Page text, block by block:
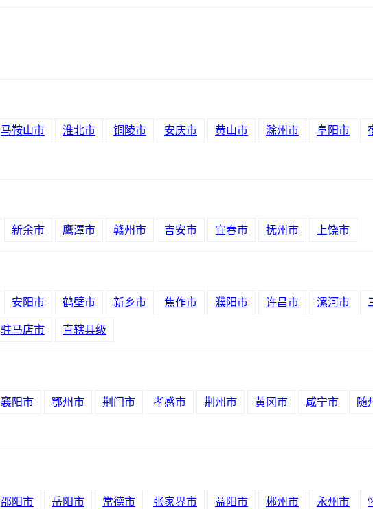
马鞍山市 淮北市 铜陵市 安庆市 黄山市 滁州市 阜阳市
新余市 鹰潭市 赣州市 吉安市 宜春市 抚州市 上饶市
安阳市 鹤壁市 新乡市 焦作市 濮阳市 许昌市 漯河市
驻马店市 直辖县级
襄阳市 鄂州市 荆门市 孝感市 荆州市 黄冈市 咸宁市 随
邵阳市 岳阳市 常德市 张家界市 益阳市 郴州市 永州市